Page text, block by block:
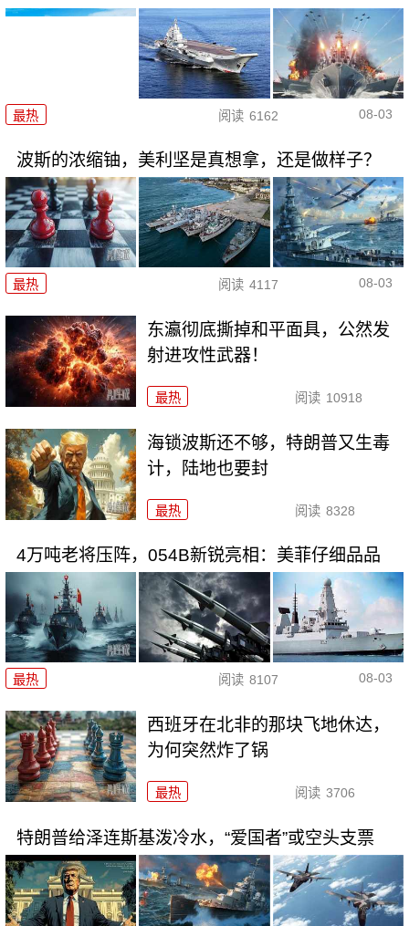
最热 阅读 6162 08-03
波斯的浓缩铀，美利坚是真想拿，还是做样子？
最热 阅读 4117 08-03
东瀛彻底撕掉和平面具，公然发
射进攻性武器！
最热 阅读 10918
海锁波斯还不够，特朗普又生毒
计，陆地也要封
最热 阅读 8328
4万吨老将压阵，054B新锐亮相：美菲仔细品品
最热 阅读 8107 08-03
西班牙在北非的那块飞地休达，
为何突然炸了锅
最热 阅读 3706
特朗普给泽连斯基泼冷水，“爱国者”或空头支票